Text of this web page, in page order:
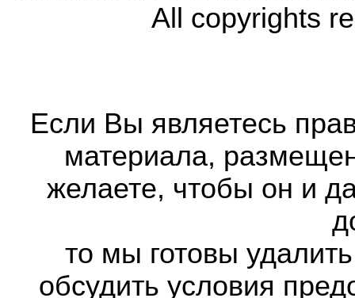
All copyrights
Если Вы являетесь
материала,
желаете, чтобы он и
то мы готовы
обсудить условия